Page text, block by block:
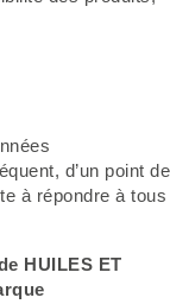
d’un point de
à répondre à tous
HUILES ET